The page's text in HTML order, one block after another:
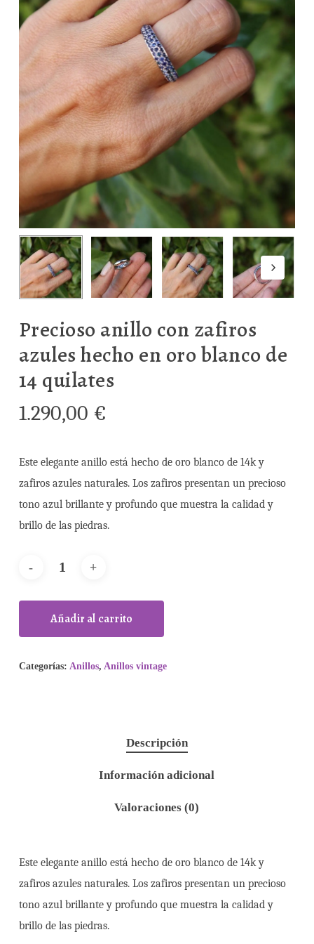
Precioso anillo con zafiros
azules hecho en oro blanco de
14 quilates
1.290,00 €
Este elegante anillo está hecho de oro blanco de 14k y
zafiros azules naturales. Los zafiros presentan un precioso
tono azul brillante y profundo que muestra la calidad y
brillo de las piedras.
Añadir al carrito
Categorías: Anillos, Anillos vintage
Descripción
Información adicional
Valoraciones (0)
Este elegante anillo está hecho de oro blanco de 14k y
zafiros azules naturales. Los zafiros presentan un precioso
tono azul brillante y profundo que muestra la calidad y
brillo de las piedras.